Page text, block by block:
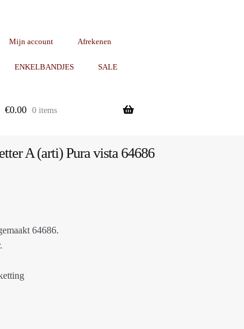
Mijn account Afrekenen
ENKELBANDJES SALE
€0.00 0 items
A (arti) Pura vista 64686
64686.